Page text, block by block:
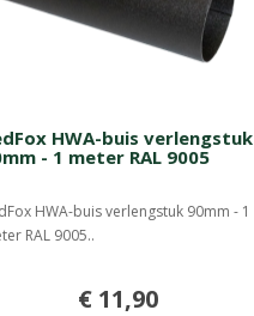
HWA-buis verlengstuk
- 1 meter RAL 9005
HWA-buis verlengstuk 90mm - 1
RAL 9005..
€ 11,90